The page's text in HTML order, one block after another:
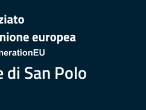
di San Polo